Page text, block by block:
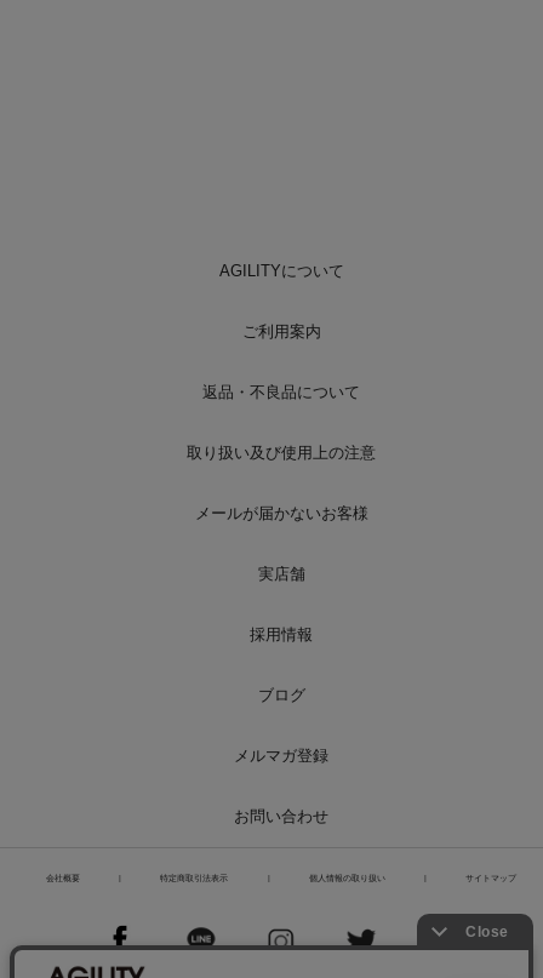
AGILITYについて
ご利用案内
返品・不良品について
取り扱い及び使用上の注意
メールが届かないお客様
実店舗
採用情報
ブログ
メルマガ登録
お問い合わせ
会社概要 特定商取引法表示 個人情報の取り扱い サイトマップ